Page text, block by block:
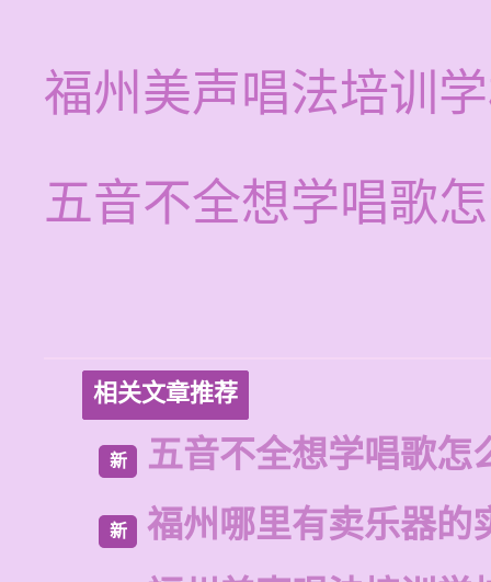
福州美声唱法培训
五音不全想学唱歌
相关文章推荐
新 五音不全想学唱歌怎
新
福州哪里有卖乐器的